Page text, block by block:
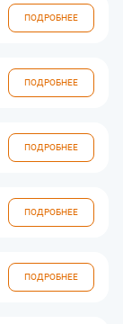
ПОДРОБНЕЕ
ПОДРОБНЕЕ
ПОДРОБНЕЕ
ПОДРОБНЕЕ
ПОДРОБНЕЕ